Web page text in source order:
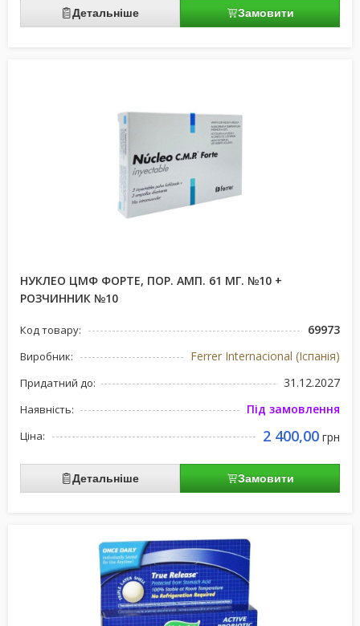
Детальніше Замовити
НУКЛЕО ЦМФ ФОРТЕ, ПОР. АМП. 61 МГ. №10 +
РОЗЧИННИК №10
Код товару: 69973
Виробник: Ferrer Internacional (Іспанія)
Придатний до: 31.12.2027
Наявність: Під замовлення
Ціна: 2 400,00 грн
Детальніше Замовити